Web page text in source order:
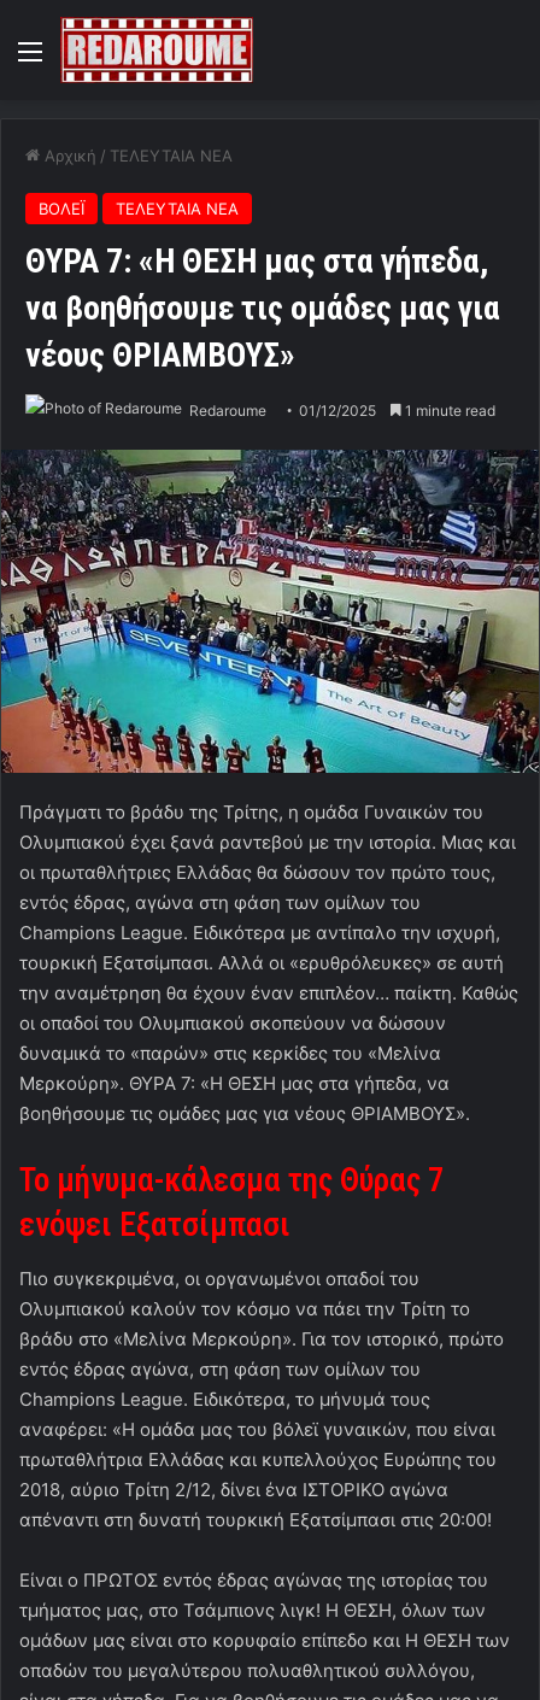
Menu
Αρχική / ΤΕΛΕΥΤΑΙΑ ΝΕΑ
ΒΟΛΕΪ ΤΕΛΕΥΤΑΙΑ ΝΕΑ
ΘΥΡΑ 7: «Η ΘΕΣΗ μας στα γήπεδα,
να βοηθήσουμε τις ομάδες μας για
νέους ΘΡΙΑΜΒΟΥΣ»
Redaroume 01/12/2025 1 minute read
Πράγματι το βράδυ της Τρίτης, η ομάδα Γυναικών του
Ολυμπιακού έχει ξανά ραντεβού με την ιστορία. Μιας και
οι πρωταθλήτριες Ελλάδας θα δώσουν τον πρώτο τους,
εντός έδρας, αγώνα στη φάση των ομίλων του
Champions League. Ειδικότερα με αντίπαλο την ισχυρή,
τουρκική Εξατσίμπασι. Αλλά οι «ερυθρόλευκες» σε αυτή
την αναμέτρηση θα έχουν έναν επιπλέον… παίκτη. Καθώς
οι οπαδοί του Ολυμπιακού σκοπεύουν να δώσουν
δυναμικά το «παρών» στις κερκίδες του «Μελίνα
Μερκούρη». ΘΥΡΑ 7: «Η ΘΕΣΗ μας στα γήπεδα, να
βοηθήσουμε τις ομάδες μας για νέους ΘΡΙΑΜΒΟΥΣ».
Το μήνυμα-κάλεσμα της Θύρας 7
ενόψει Εξατσίμπασι
Πιο συγκεκριμένα, οι οργανωμένοι οπαδοί του
Ολυμπιακού καλούν τον κόσμο να πάει την Τρίτη το
βράδυ στο «Μελίνα Μερκούρη». Για τον ιστορικό, πρώτο
εντός έδρας αγώνα, στη φάση των ομίλων του
Champions League. Ειδικότερα, το μήνυμά τους
αναφέρει: «Η ομάδα μας του βόλεϊ γυναικών, που είναι
πρωταθλήτρια Ελλάδας και κυπελλούχος Ευρώπης του
2018, αύριο Τρίτη 2/12, δίνει ένα ΙΣΤΟΡΙΚΟ αγώνα
απέναντι στη δυνατή τουρκική Εξατσίμπασι στις 20:00!
Είναι ο ΠΡΩΤΟΣ εντός έδρας αγώνας της ιστορίας του
τμήματος μας, στο Τσάμπιονς λιγκ! Η ΘΕΣΗ, όλων των
ομάδων μας είναι στο κορυφαίο επίπεδο και Η ΘΕΣΗ των
οπαδών του μεγαλύτερου πολυαθλητικού συλλόγου,